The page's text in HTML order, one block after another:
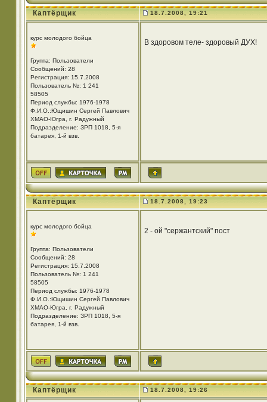
Каптёрщик 18.7.2008, 19:21
курс молодого бойца
Группа: Пользователи
Сообщений: 28
Регистрация: 15.7.2008
Пользователь №: 1 241
58505
Период службы: 1976-1978
Ф.И.О.:Ющишин Сергей Павлович
ХМАО-Югра, г. Радужный
Подразделение: ЗРП 1018, 5-я
батарея, 1-й взв.
В здоровом теле- здоровый ДУХ!
Каптёрщик 18.7.2008, 19:23
курс молодого бойца
Группа: Пользователи
Сообщений: 28
Регистрация: 15.7.2008
Пользователь №: 1 241
58505
Период службы: 1976-1978
Ф.И.О.:Ющишин Сергей Павлович
ХМАО-Югра, г. Радужный
Подразделение: ЗРП 1018, 5-я
батарея, 1-й взв.
2 - ой "сержантский" пост
Каптёрщик 18.7.2008, 19:26